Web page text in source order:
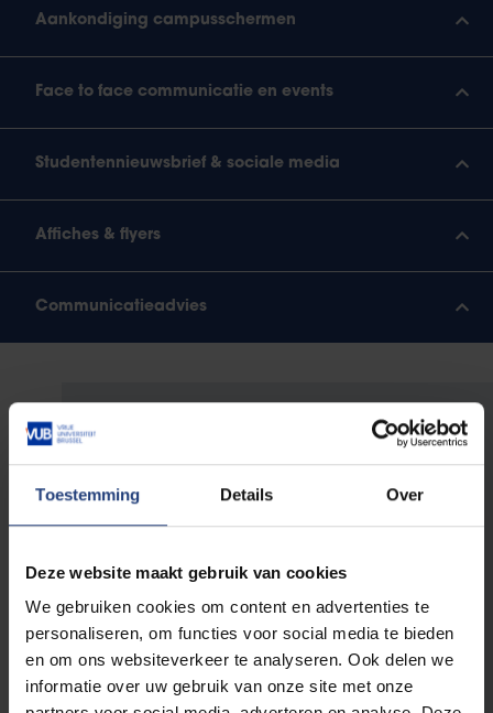
Toestemming Details Over
Deze website maakt gebruik van cookies
We gebruiken cookies om content en advertenties te
personaliseren, om functies voor social media te bieden
en om ons websiteverkeer te analyseren. Ook delen we
informatie over uw gebruik van onze site met onze
Aankondiging campusschermen
Face to face communicatie en events
Studentennieuwsbrief & sociale media
Affiches & flyers
Communicatieadvies
respondenten?
In het kader van eenbachelorpaper,
op zoek naarrespondenten voor
hunonderzoek. De vraag komt regelmatig of
de VUB kan helpen door een enquête of
oproep te verspreiden naar alle VUB-
studenten. Helaas is de vraag naar